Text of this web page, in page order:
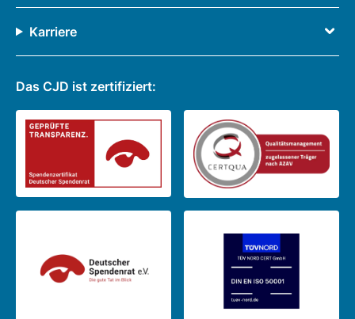
Karriere
Das CJD ist zertifiziert: